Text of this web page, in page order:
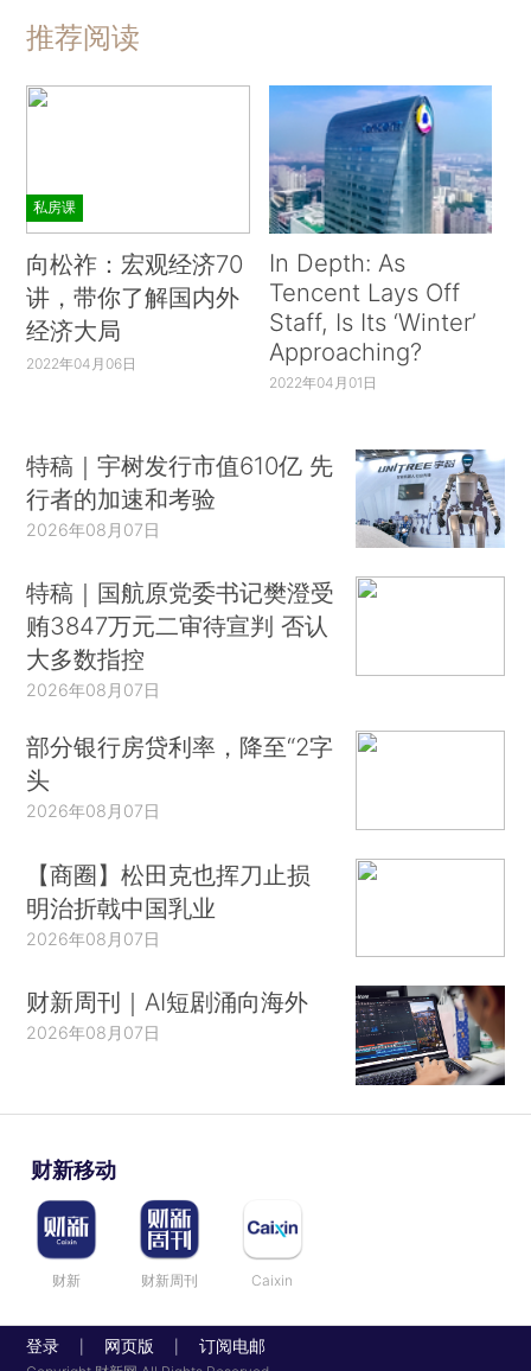
推荐阅读
私房课
向松祚：宏观经济70
讲，带你了解国内外
经济大局
2022年04月06日
In Depth: As
Tencent Lays Off
Staff, Is Its ‘Winter’
Approaching?
2022年04月01日
特稿｜宇树发行市值610亿 先
行者的加速和考验
2026年08月07日
特稿｜国航原党委书记樊澄受
贿3847万元二审待宣判 否认
大多数指控
2026年08月07日
部分银行房贷利率，降至“2字
头
2026年08月07日
【商圈】松田克也挥刀止损
明治折戟中国乳业
2026年08月07日
财新周刊｜AI短剧涌向海外
2026年08月07日
财新移动
财新 财新周刊 Caixin
登录 网页版 订阅电邮